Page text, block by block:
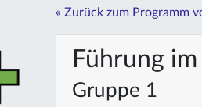
« Zurück zum Programm
Führung
Gruppe 1